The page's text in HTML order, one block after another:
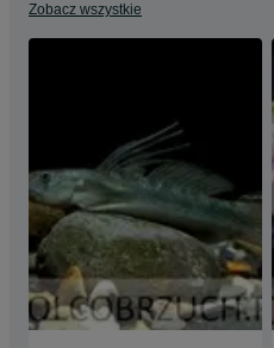
Zobacz wszystkie